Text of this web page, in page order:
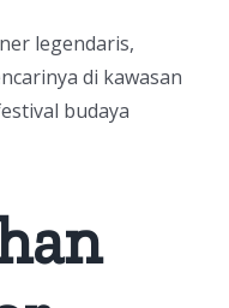
legendaris,
di kawasan
budaya